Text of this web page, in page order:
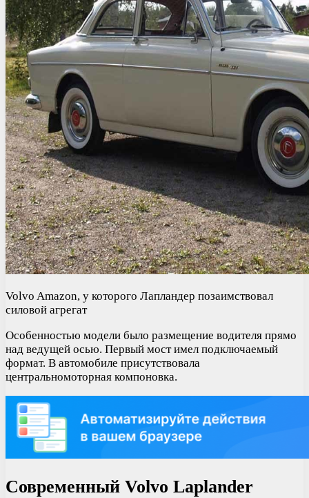
Volvo Amazon, у которого Лапландер позаимствовал
силовой агрегат
Особенностью модели было размещение водителя прямо
над ведущей осью. Первый мост имел подключаемый
формат. В автомобиле присутствовала
центральномоторная компоновка.
Современный Volvo Laplander